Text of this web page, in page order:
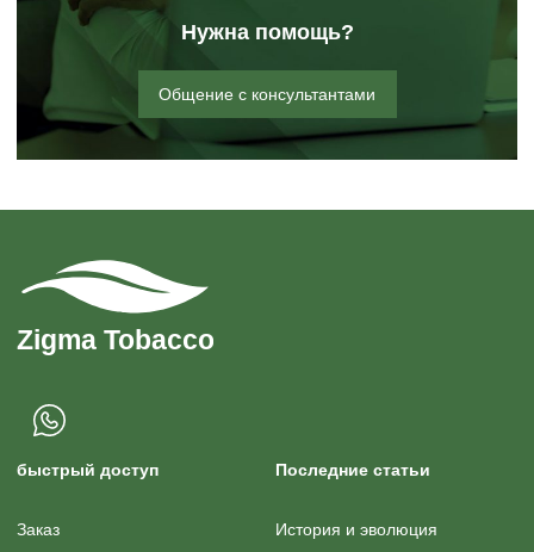
Нужна помощь?
Общение с консультантами
быстрый доступ
Заказ
Последние статьи
История и эволюция